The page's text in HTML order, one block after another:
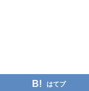
はてブ